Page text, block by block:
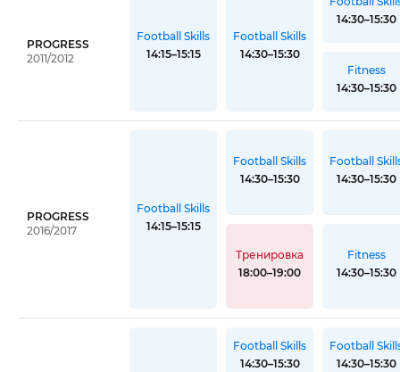
PROGRESS
2011/2012
Football Skills
14:15–15:15
Football Skills
14:30–15:30
14:30–15:30
Fitness
14:30–15:30
PROGRESS
2016/2017
Football Skills
14:15–15:15
Football Skills
14:30–15:30
Тренировка
18:00–19:00
Football
14:30–15:30
Fitness
14:30–15:30
Football Skills
14:30–15:30
Football
14:30–15:30